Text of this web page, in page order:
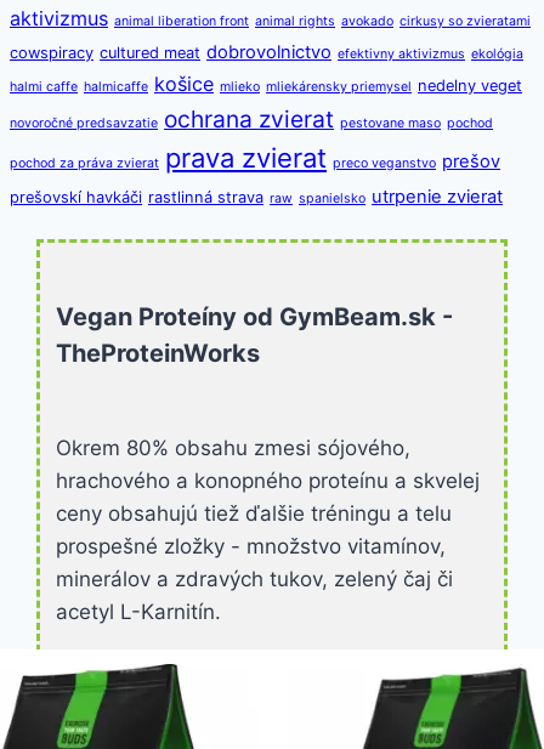
aktivizmus animal liberation front animal rights avokado cirkusy so zvieratami
cowspiracy cultured meat dobrovolnictvo efektivny aktivizmus ekológia
halmi caffe halmicaffe košice mlieko mliekárensky priemysel nedelny veget
novoročné predsavzatie ochrana zvierat pestovane maso pochod
pochod za práva zvierat prava zvierat preco veganstvo prešov
prešovskí havkáči rastlinná strava raw spanielsko utrpenie zvierat
veganstvo zdravá
strava zdravá výživa zooz
Vegan Proteíny od GymBeam.sk -
TheProteinWorks
Okrem 80% obsahu zmesi sójového,
hrachového a konopného proteínu a skvelej
ceny obsahujú tiež ďalšie tréningu a telu
prospešné zložky - množstvo vitamínov,
minerálov a zdravých tukov, zelený čaj či
acetyl L-Karnitín.